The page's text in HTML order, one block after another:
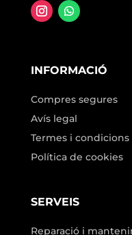
INFORMACIÓ
Compres segures
Avís legal
Termes i condicions
Política de cookies
SERVEIS
Reparació i